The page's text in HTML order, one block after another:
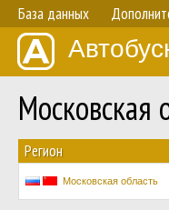
База данных
Регион
Московская область